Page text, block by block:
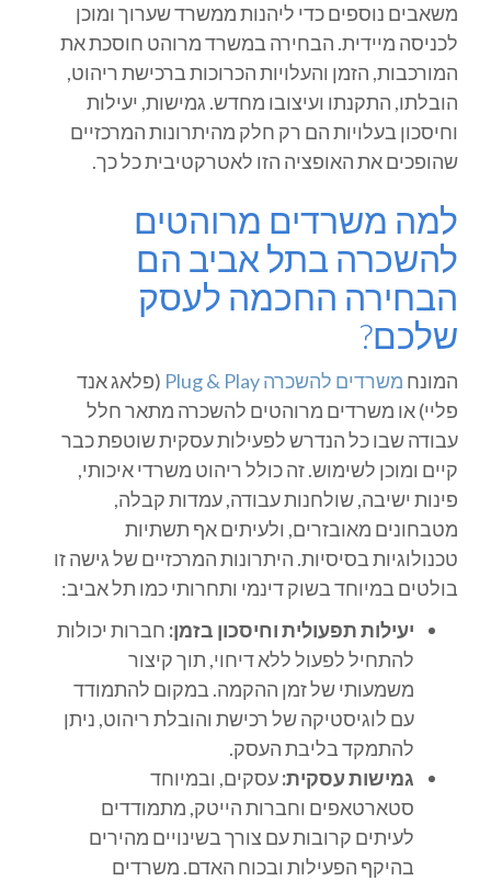
משאבים נוספים כדי ליהנות ממשרד שערוך ומוכן
לכניסה מיידית. הבחירה במשרד מרוהט חוסכת את
המורכבות, הזמן והעלויות הכרוכות ברכישת ריהוט,
הובלתו, התקנתו ועיצובו מחדש. גמישות, יעילות
וחיסכון בעלויות הם רק חלק מהיתרונות המרכזיים
שהופכים את האופציה הזו לאטרקטיבית כל כך.
למה משרדים מרוהטים
להשכרה בתל אביב הם
הבחירה החכמה לעסק
שלכם?
המונח משרדים להשכרה Plug & Play
(פלאג אנד
פליי) או משרדים מרוהטים להשכרה מתאר חלל
עבודה שבו כל הנדרש לפעילות עסקית שוטפת כבר
קיים ומוכן לשימוש. זה כולל ריהוט משרדי איכותי,
פינות ישיבה, שולחנות עבודה, עמדות קבלה,
מטבחונים מאובזרים, ולעיתים אף תשתיות
טכנולוגיות בסיסיות. היתרונות המרכזיים של גישה זו
בולטים במיוחד בשוק דינמי ותחרותי כמו תל אביב:
יעילות תפעולית וחיסכון בזמן: חברות יכולות
להתחיל לפעול ללא דיחוי, תוך קיצור
משמעותי של זמן ההקמה. במקום להתמודד
עם לוגיסטיקה של רכישת והובלת ריהוט, ניתן
להתמקד בליבת העסק.
גמישות עסקית:עסקים, ובמיוחד
סטארטאפים וחברות הייטק, מתמודדים
לעיתים קרובות עם צורך בשינויים מהירים
בהיקף הפעילות ובכוח האדם. משרדים